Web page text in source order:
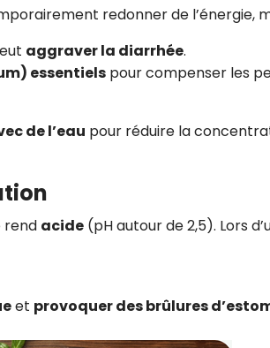
redonner de l’énergie,
aggraver la diarrhée.
essentiels pour compenser les
de l’eau pour réduire la
rend acide (pH autour de 2,5). Lors
et provoquer des brûlures